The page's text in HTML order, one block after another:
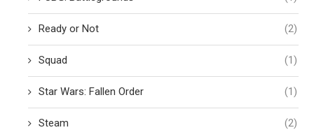
Ready or Not (2)
Squad (1)
Star Wars: Fallen Order (1)
Steam (2)